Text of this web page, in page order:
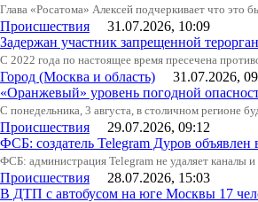
Глава «Росатома» Алексей подчеркивает что это
Происшествия 31.07.2026, 10:09
Задержан участник запрещенной
С 2022 года по настоящее время пресечена
Город (Москва и область) 31.07.2026,
«Оранжевый» уровень погодной
С понедельника, 3 августа, в столичном регионе
Происшествия 29.07.2026, 09:12
ФСБ: создатель Telegram Дуров объявлен
ФСБ: администрация Telegram не удаляет каналы
Происшествия 28.07.2026, 15:03
В ДТП с автобусом на юге Москвы 17